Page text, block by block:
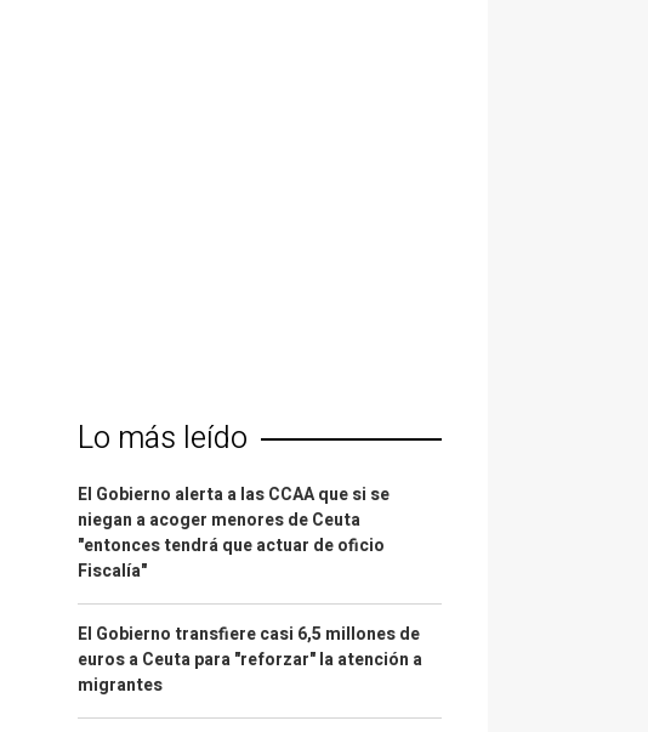
Lo más leído
El Gobierno alerta a las CCAA que si se
niegan a acoger menores de Ceuta
"entonces tendrá que actuar de oficio
Fiscalía"
El Gobierno transfiere casi 6,5 millones de
euros a Ceuta para "reforzar" la atención a
migrantes